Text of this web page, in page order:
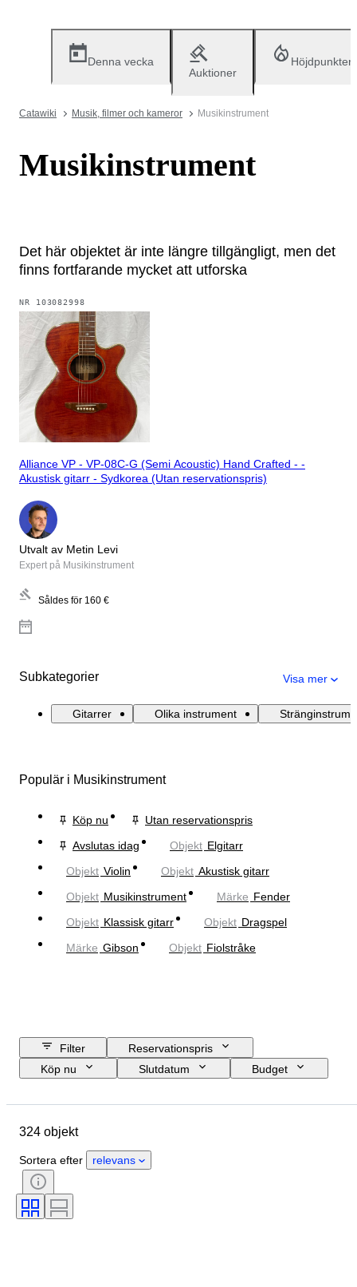
Denna vecka
Auktioner
Höjdpunkter
Catawiki Musik, filmer och kameror Musikinstrument
Musikinstrument
Det här objektet är inte längre tillgängligt, men det
finns fortfarande mycket att utforska
NR 103082998
Alliance VP - VP-08C-G (Semi Acoustic) Hand Crafted - -
Akustisk gitarr - Sydkorea (Utan reservationspris)
Utvalt av Metin Levi
Expert på Musikinstrument
Såldes för 160 €
Subkategorier Visa mer
Gitarrer Olika instrument
Populär i Musikinstrument
Köp nu
Utan reservationspris
Avslutas idag
Objekt Elgitarr
Objekt Violin Objekt Akustisk gitarr
Objekt Musikinstrument Märke Fender
Objekt Klassisk gitarr Objekt Dragspel
Märke Gibson Objekt Fiolstråke
Filter
Reservationspris
Köp nu
Slutdatum
Budget
Skick
Era
Testad och fungerande
324 objekt
Sortera efter relevans